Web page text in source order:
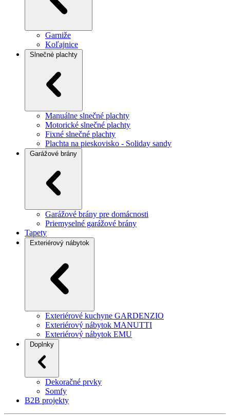
Garniže
Koľajnice
Slnečné plachty
Manuálne slnečné plachty
Motorické slnečné plachty
Fixné slnečné plachty
Plachta na pieskovisko - Soliday sandy
Garážové brány
Garážové brány pre domácnosti
Priemyselné garážové brány
Tapety
Exteriérový nábytok
Exteriérové kuchyne GARDENZIO
Exteriérový nábytok MANUTTI
Exteriérový nábytok EMU
Doplnky
Dekoračné prvky
Somfy
B2B projekty